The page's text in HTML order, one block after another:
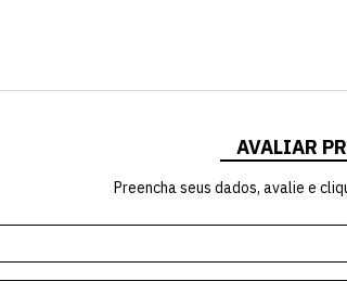
AVALIAR
Preencha seus dados, avalie e